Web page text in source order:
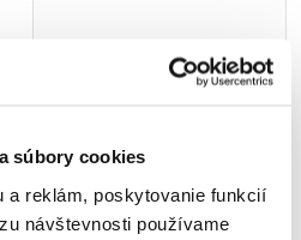
súbory cookies
a reklám, poskytovanie funkcií
návštevnosti používame